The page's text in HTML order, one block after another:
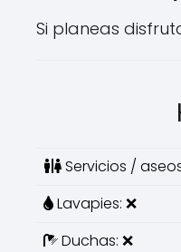
Si planeas
Servicios /
Lavapies: ❌
Duchas: ❌